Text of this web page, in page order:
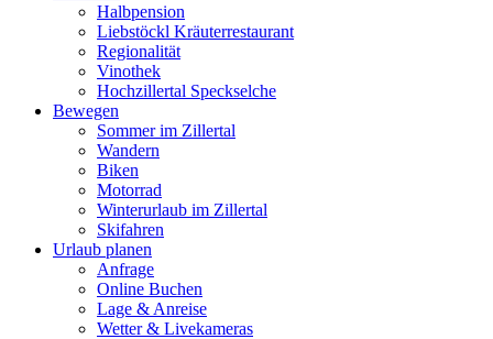
Halbpension
Liebstöckl Kräuterrestaurant
Regionalität
Vinothek
Hochzillertal Speckselche
Bewegen
Sommer im Zillertal
Wandern
Biken
Motorrad
Winterurlaub im Zillertal
Skifahren
Urlaub planen
Anfrage
Online Buchen
Lage & Anreise
Wetter & Livekameras